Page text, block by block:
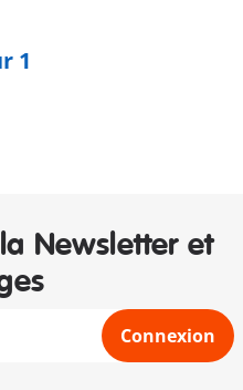
1
Newsletter et
Connexion